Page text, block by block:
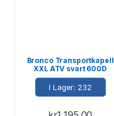
Bronco Transportkapell
XXL ATV svart 600D
244x132x127cm
I Lager: 232